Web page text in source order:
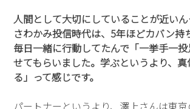
人間として大切にしていることが近いん
さわかみ投信時代は、5年ほどカバン持
毎日一緒に行動してたんで「一挙手一
せてもらいました。学ぶというより、
る」って感じです。